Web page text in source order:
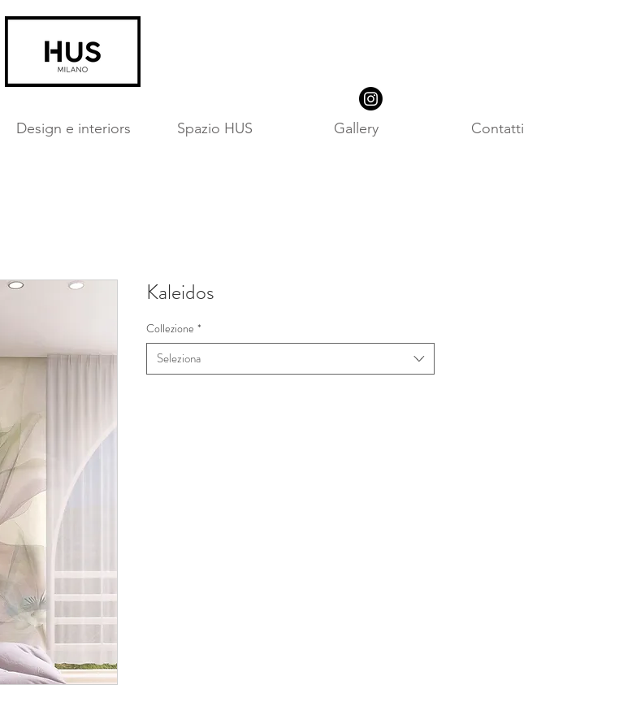
Design e interiors Spazio HUS Gallery Contatti
Kaleidos
Collezione *
Seleziona